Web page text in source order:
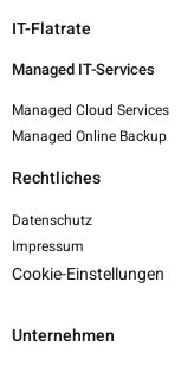
IT-Flatrate
Managed IT-Services
Managed Cloud Services
Managed Online Backup
Rechtliches
Datenschutz
Impressum
Cookie-Einstellungen
Unternehmen